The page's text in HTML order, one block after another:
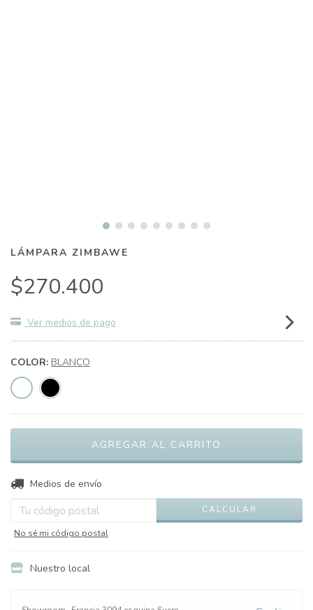
LÁMPARA ZIMBAWE
$270.400
Ver medios de pago
COLOR: BLANCO
Entregas para el CP:
Medios de envío
CALCULAR
No sé mi código postal
Nuestro local